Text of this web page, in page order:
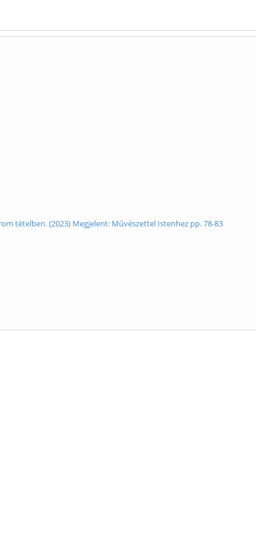
tételben. (2023) Megjelent: Művészettel Istenhez pp. 78-83